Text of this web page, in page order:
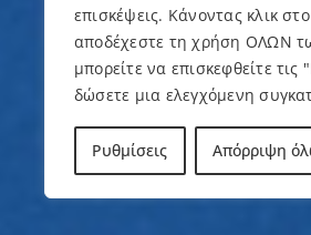
επισκέψεις. Κάνοντας κλικ
αποδέχεστε τη χρήση ΟΛΩΝ
μπορείτε να επισκεφθείτε
δώσετε μια ελεγχόμενη
Ρυθμίσεις Απόρριψη
© Copyright 2022 –